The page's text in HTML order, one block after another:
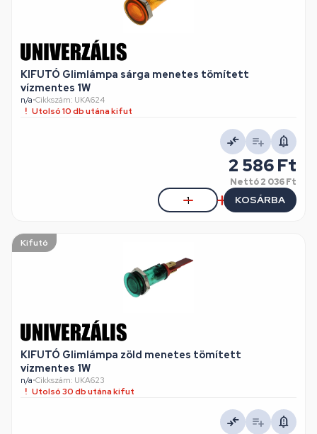
KIFUTÓ Glimlámpa sárga menetes tömített
vízmentes 1W
n/a•Cikkszám: UKA624
Utolsó 10 db utána kifut
2 586 Ft
Nettó2 036 Ft
KOSÁRBA
Kifutó
KIFUTÓ Glimlámpa zöld menetes tömített
vízmentes 1W
n/a•Cikkszám: UKA623
Utolsó 30 db utána kifut